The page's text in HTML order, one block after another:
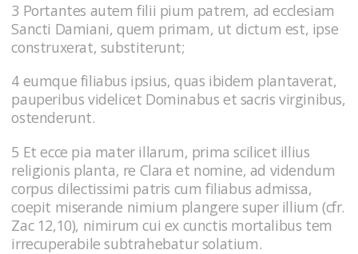
3 Portantes autem filii pium patrem, ad ecclesiam
Sancti Damiani, quem primam, ut dictum est, ipse
construxerat, substiterunt;
4 eumque filiabus ipsius, quas ibidem plantaverat,
pauperibus videlicet Dominabus et sacris virginibus,
ostenderunt.
5 Et ecce pia mater illarum, prima scilicet illius
religionis planta, re Clara et nomine, ad videndum
corpus dilectissimi patris cum filiabus admissa,
coepit miserande nimium plangere super illium (cfr.
Zac 12,10), nimirum cui ex cunctis mortalibus tem
irrecuperabile subtrahebatur solatium.